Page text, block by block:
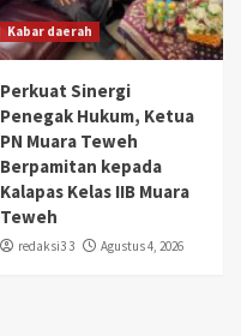
Kabar daerah
Perkuat Sinergi
Penegak Hukum, Ketua
PN Muara Teweh
Berpamitan kepada
Kalapas Kelas IIB Muara
Teweh
redaksi3 3 Agustus 4, 2026